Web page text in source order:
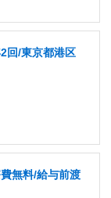
回/東京都港区
無料/給与前渡